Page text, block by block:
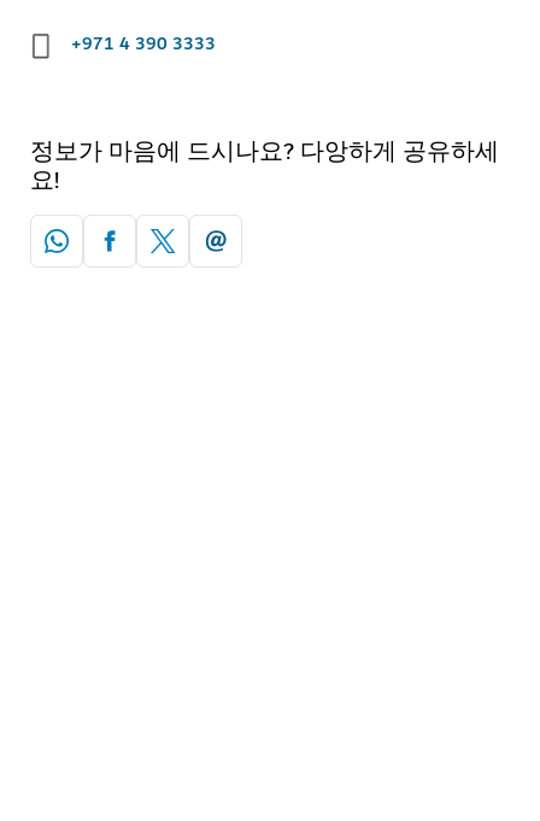
+971 4 390 3333
정보가 마음에 드시나요? 다앙하게 공유하세
요!